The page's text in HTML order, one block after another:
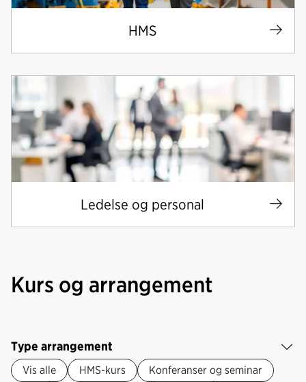
HMS
Ledelse og personal
Kurs og arrangement
Type arrangement
Vis alle HMS-kurs
Konferanser og seminar